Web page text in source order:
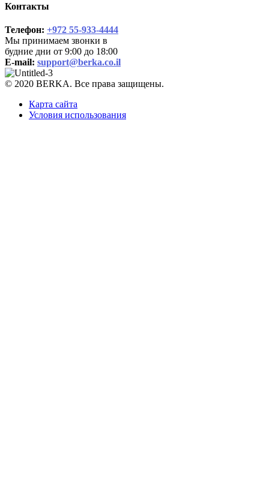
Контакты
Телефон: +972 55-933-4444
Мы принимаем звонки в
будние дни от 9:00 до 18:00
E-mail: support@berka.co.il
© 2020 BERKA. Все права защищены.
Карта сайта
Условия использования